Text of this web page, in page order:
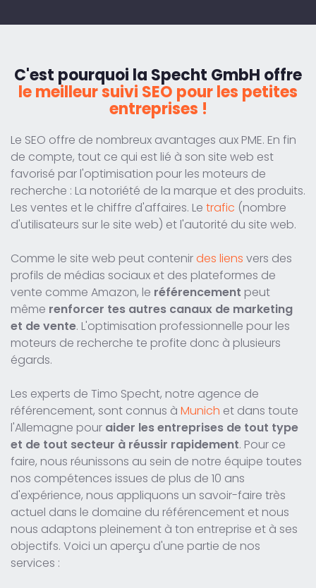
C'est pourquoi la Specht GmbH offre
le meilleur suivi SEO pour les petites
entreprises !
Le SEO offre de nombreux avantages aux PME. En fin
de compte, tout ce qui est lié à son site web est
favorisé par l'optimisation pour les moteurs de
recherche : La notoriété de la marque et des produits.
Les ventes et le chiffre d'affaires. Le trafic (nombre
d'utilisateurs sur le site web) et l'autorité du site web.
Comme le site web peut contenirdes liens vers des
profils de médias sociaux et des plateformes de
vente comme Amazon, le référencement peut
même renforcer tes autres canaux de marketing
et de vente. L'optimisation professionnelle pour les
moteurs de recherche te profite donc à plusieurs
égards.
Les experts de Timo Specht, notre agence de
référencement, sont connus à Munich et dans toute
l'Allemagne pour aider les entreprises de tout type
et de tout secteur à réussir rapidement. Pour ce
faire, nous réunissons au sein de notre équipe toutes
nos compétences issues de plus de 10 ans
d'expérience, nous appliquons un savoir-faire très
actuel dans le domaine du référencement et nous
nous adaptons pleinement à ton entreprise et à ses
objectifs. Voici un aperçu d'une partie de nos
services :